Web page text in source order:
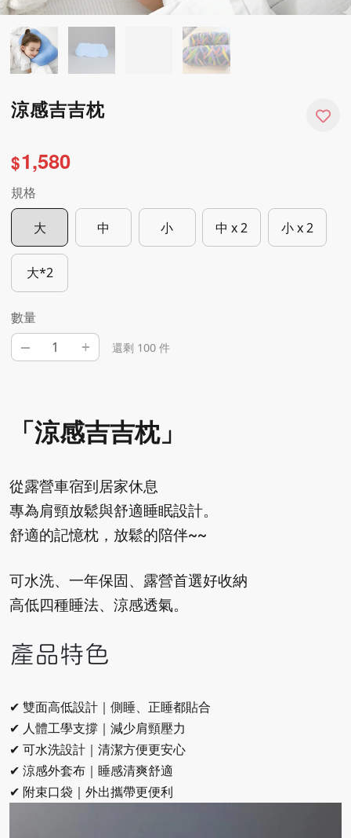
涼感吉吉枕
$1,580
規格
大 中 小 中 x 2 小 x 2
大*2
數量
– + 還剩 100 件
「涼感吉吉枕」
從露營車宿到居家休息
專為肩頸放鬆與舒適睡眠設計。
舒適的記憶枕，放鬆的陪伴~~
可水洗、一年保固、露營首選好收納
高低四種睡法、涼感透氣。
產品特色
✔ 雙面高低設計｜側睡、正睡都貼合
✔ 人體工學支撐｜減少肩頸壓力
✔ 可水洗設計｜清潔方便更安心
✔ 涼感外套布｜睡感清爽舒適
✔ 附束口袋｜外出攜帶更便利